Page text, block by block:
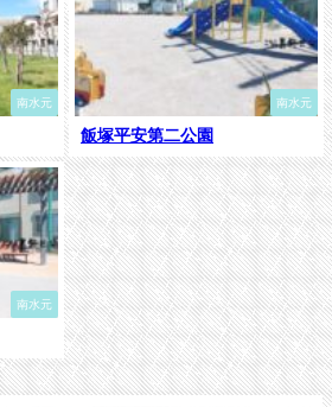
南水元 南水元
飯塚平安第二公園
南水元